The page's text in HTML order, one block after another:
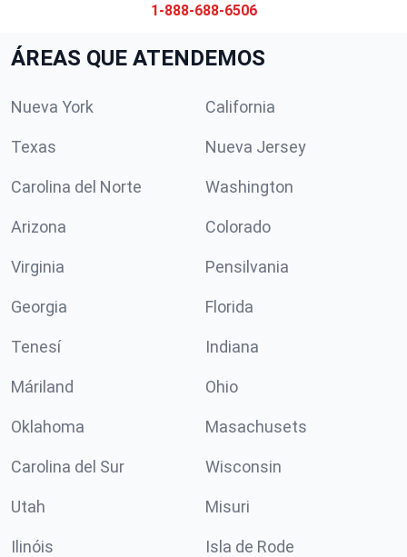
1-888-688-6506
ÁREAS QUE ATENDEMOS
Nueva York California
Texas Nueva Jersey
Carolina del Norte Washington
Arizona Colorado
Virginia Pensilvania
Georgia Florida
Tenesí Indiana
Máriland Ohio
Oklahoma Masachusets
Carolina del Sur Wisconsin
Utah Misuri
Ilinóis Isla de Rode